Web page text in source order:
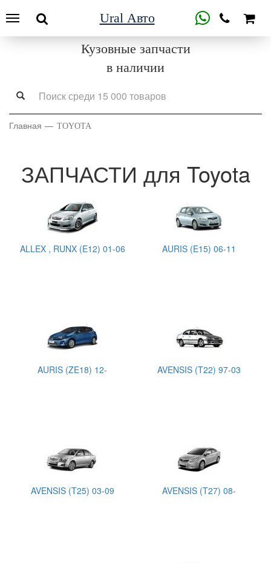
Ural Авто
Кузовные запчасти
в наличии
Главная TOYOTA
ЗАПЧАСТИ для Toyota
ALLEX , RUNX (E12) 01-06 AURIS (E15) 06-11
AURIS (ZE18) 12- AVENSIS (T22) 97-03
AVENSIS (T25) 03-09 AVENSIS (T27) 08-